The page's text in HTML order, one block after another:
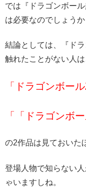
では『ドラゴンボー
は必要なのでしょうか
結論としては、『ド
触れたことがない人
「ドラゴンボー
「「ドラゴンボ
の2作品は見ておいた
登場人物で知らない
ゃいますしね。